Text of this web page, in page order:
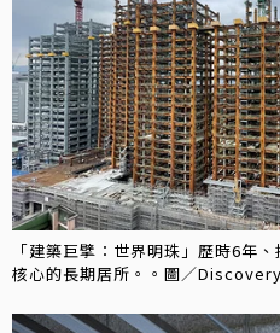
「建築巨擘：世界明珠」歷時6年
核心的長期居所。。圖／